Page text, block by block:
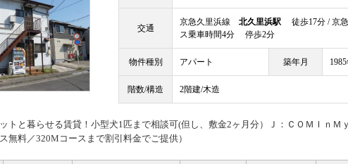
交通
京急久里浜線 北久里浜駅 徒歩17分 / 京
ス乗車時間4分 停歩2分
物件種別 アパート 築年月
階数/構造 2階建/木造
トと暮らせる賃貸！小型犬1匹まで相談可(但し、敷金2ヶ月分）Ｊ：ＣＯＭＩｎＭ
無料／320Mコースまで割引料金でご提供）